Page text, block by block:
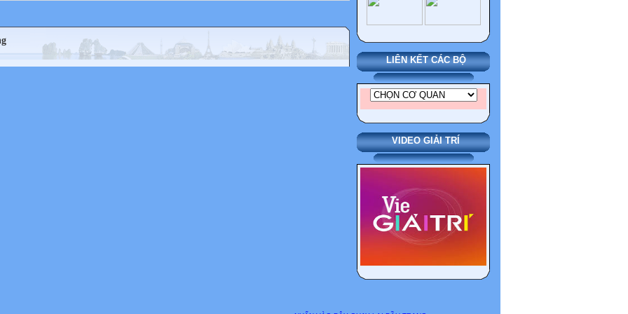
LIÊN KẾT CÁC BỘ
VIDEO GIẢI TRÍ
d là tiếp tuyến của (O) tại điểm A; cho P là điểm nằm trên d sao cho hai điểm P, C nằm
một nửa mặt phẳng bờ AB và . Chứng minh đường thẳng PB đi qua trung điểm
thẳng HK